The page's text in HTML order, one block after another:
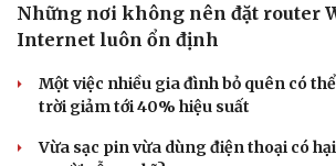
Những nơi không nên đặt router
Internet luôn ổn định
Một việc nhiều gia đình bỏ quên có
trời giảm tới 40% hiệu suất
Vừa sạc pin vừa dùng điện thoại có